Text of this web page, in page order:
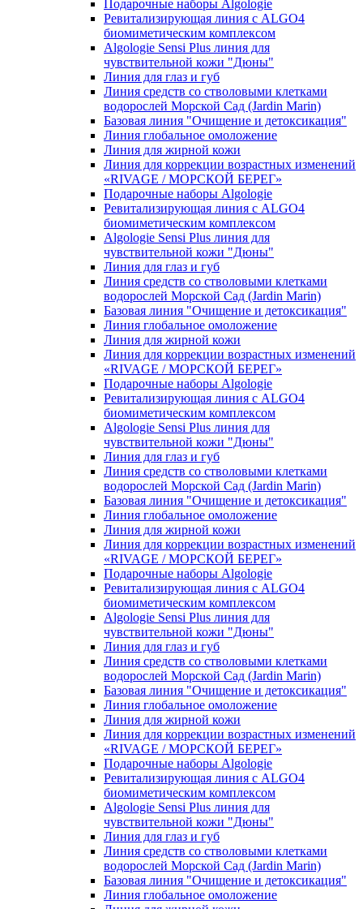
Подарочные наборы Algologie
Ревитализирующая линия с ALGO4
биомиметическим комплексом
Algologie Sensi Plus линия для
чувcтвительной кожи "Дюны"
Линия для глаз и губ
Линия средств со стволовыми клетками
водорослей Морской Сад (Jardin Marin)
Базовая линия "Очищение и детоксикация"
Линия глобальное омоложение
Линия для жирной кожи
Линия для коррекции возрастных изменений
«RIVAGE / МОРСКОЙ БЕРЕГ»
Подарочные наборы Algologie
Ревитализирующая линия с ALGO4
биомиметическим комплексом
Algologie Sensi Plus линия для
чувcтвительной кожи "Дюны"
Линия для глаз и губ
Линия средств со стволовыми клетками
водорослей Морской Сад (Jardin Marin)
Базовая линия "Очищение и детоксикация"
Линия глобальное омоложение
Линия для жирной кожи
Линия для коррекции возрастных изменений
«RIVAGE / МОРСКОЙ БЕРЕГ»
Подарочные наборы Algologie
Ревитализирующая линия с ALGO4
биомиметическим комплексом
Algologie Sensi Plus линия для
чувcтвительной кожи "Дюны"
Линия для глаз и губ
Линия средств со стволовыми клетками
водорослей Морской Сад (Jardin Marin)
Базовая линия "Очищение и детоксикация"
Линия глобальное омоложение
Линия для жирной кожи
Линия для коррекции возрастных изменений
«RIVAGE / МОРСКОЙ БЕРЕГ»
Подарочные наборы Algologie
Ревитализирующая линия с ALGO4
биомиметическим комплексом
Algologie Sensi Plus линия для
чувcтвительной кожи "Дюны"
Линия для глаз и губ
Линия средств со стволовыми клетками
водорослей Морской Сад (Jardin Marin)
Базовая линия "Очищение и детоксикация"
Линия глобальное омоложение
Линия для жирной кожи
Линия для коррекции возрастных изменений
«RIVAGE / МОРСКОЙ БЕРЕГ»
Подарочные наборы Algologie
Ревитализирующая линия с ALGO4
биомиметическим комплексом
Algologie Sensi Plus линия для
чувcтвительной кожи "Дюны"
Линия для глаз и губ
Линия средств со стволовыми клетками
водорослей Морской Сад (Jardin Marin)
Базовая линия "Очищение и детоксикация"
Линия глобальное омоложение